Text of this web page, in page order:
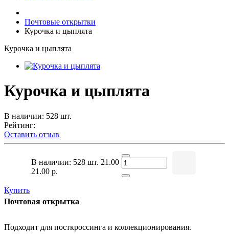
Почтовые открытки
Курочка и цыплята
Курочка и цыплята
Курочка и цыплята
В наличии: 528 шт.
Рейтинг:
Оставить отзыв
В наличии: 528 шт. 21.00
21.00 р.
Купить
Почтовая открытка
Подходит для посткроссинга и коллекционирования.